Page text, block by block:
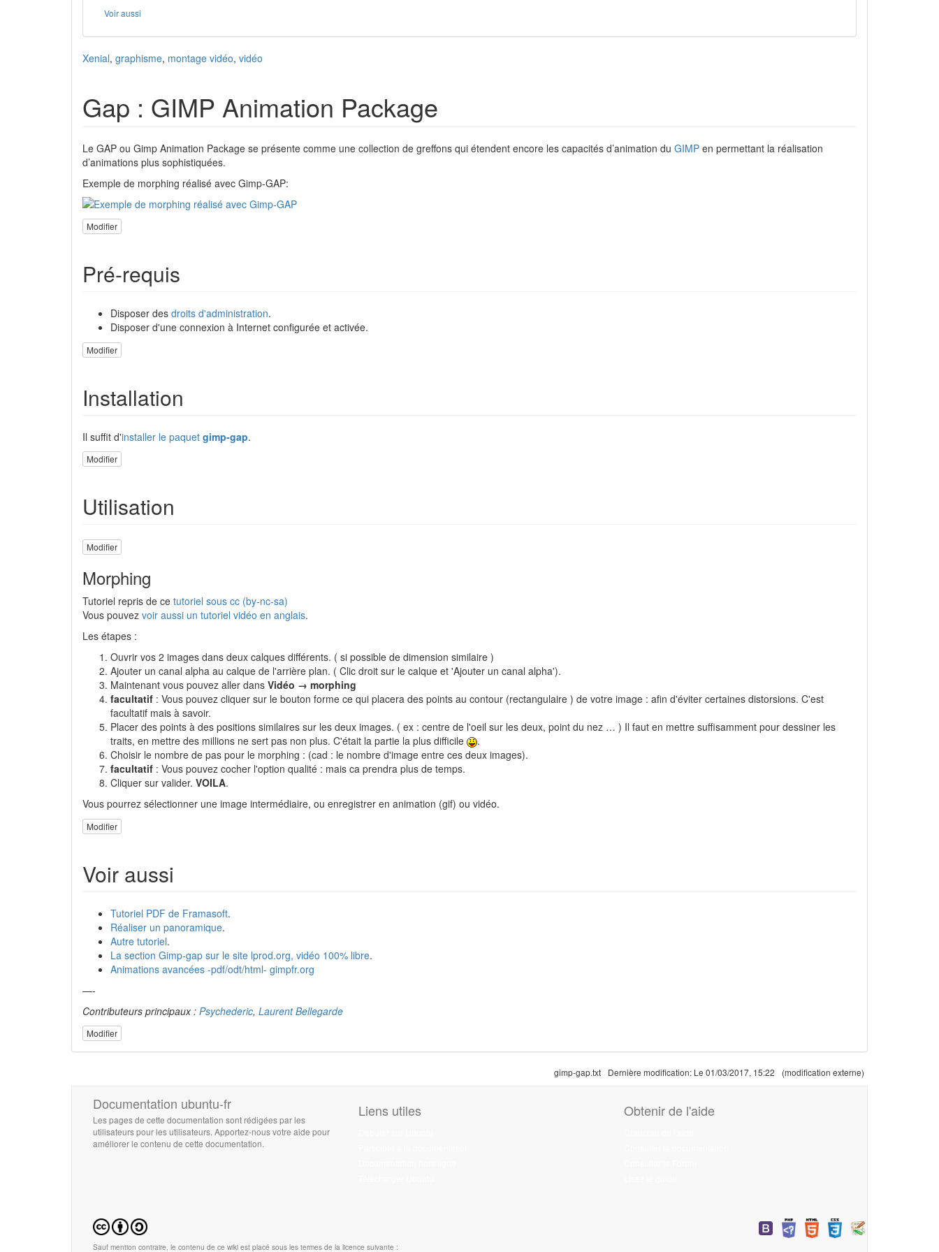
Voir aussi
Xenial, graphisme, montage vidéo, vidéo
Gap : GIMP Animation Package
Le GAP ou Gimp Animation Package se présente comme une collection de greffons qui étendent encore les capacités d’animation du GIMP en permettant la réalisation
d’animations plus sophistiquées.
Exemple de morphing réalisé avec Gimp-GAP:
Modifier
Pré-requis
Disposer des droits d'administration.
Disposer d'une connexion à Internet configurée et activée.
Modifier
Installation
Il suffit d'installer le paquet gimp-gap.
Modifier
Utilisation
Modifier
Morphing
Tutoriel repris de ce tutoriel sous cc (by-nc-sa)
Vous pouvez voir aussi un tutoriel vidéo en anglais.
Les étapes :
Ouvrir vos 2 images dans deux calques différents. ( si possible de dimension similaire )
Ajouter un canal alpha au calque de l'arrière plan. ( Clic droit sur le calque et 'Ajouter un canal alpha').
Maintenant vous pouvez aller dans Vidéo → morphing
facultatif : Vous pouvez cliquer sur le bouton forme ce qui placera des points au contour (rectangulaire ) de votre image : afin d'éviter certaines distorsions. C'est
facultatif mais à savoir.
Placer des points à des positions similaires sur les deux images. ( ex : centre de l'oeil sur les deux, point du nez … ) Il faut en mettre suffisamment pour dessiner les
traits, en mettre des millions ne sert pas non plus. C'était la partie la plus difficile
.
Choisir le nombre de pas pour le morphing : (cad : le nombre d'image entre ces deux images).
facultatif : Vous pouvez cocher l'option qualité : mais ca prendra plus de temps.
Cliquer sur valider. VOILA.
Vous pourrez sélectionner une image intermédiaire, ou enregistrer en animation (gif) ou vidéo.
Modifier
Voir aussi
Tutoriel PDF de Framasoft.
Réaliser un panoramique.
Autre tutoriel.
La section Gimp-gap sur le site lprod.org, vidéo 100% libre.
Animations avancées -pdf/odt/html- gimpfr.org
—-
Contributeurs principaux : Psychederic, Laurent Bellegarde
Modifier
gimp-gap.txt Dernière modification: Le 01/03/2017, 15:22 (modification externe)
Documentation ubuntu-fr
Les pages de cette documentation sont rédigées par les
utilisateurs pour les utilisateurs. Apportez-nous votre aide pour
améliorer le contenu de cette documentation.
Liens utiles Obtenir de l'aide
Sauf mention contraire, le contenu de ce wiki est placé sous les termes de la licence suivante :